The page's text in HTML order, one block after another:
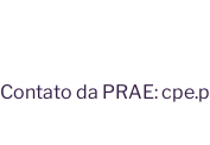
Contato da PRAE: